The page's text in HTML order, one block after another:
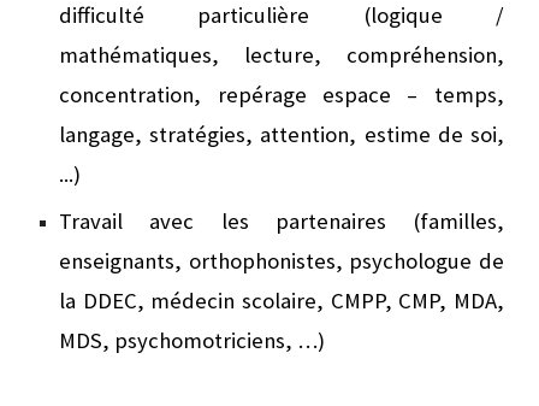
difficulté particulière (logique /
mathématiques, lecture, compréhension,
concentration, repérage espace – temps,
langage, stratégies, attention, estime de soi,
...)
Travail avec les partenaires (familles,
enseignants, orthophonistes, psychologue de
la DDEC, médecin scolaire, CMPP, CMP, MDA,
MDS, psychomotriciens, …)